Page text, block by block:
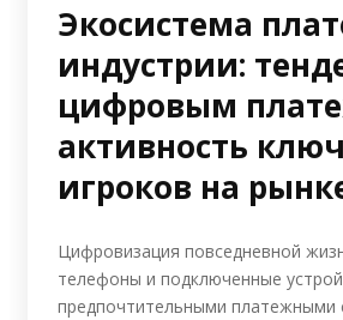
Экосистема
индустрии:
цифровым
активность
игроков на
Цифровизация повседневной
телефоны и подключенные
предпочтительными платежными